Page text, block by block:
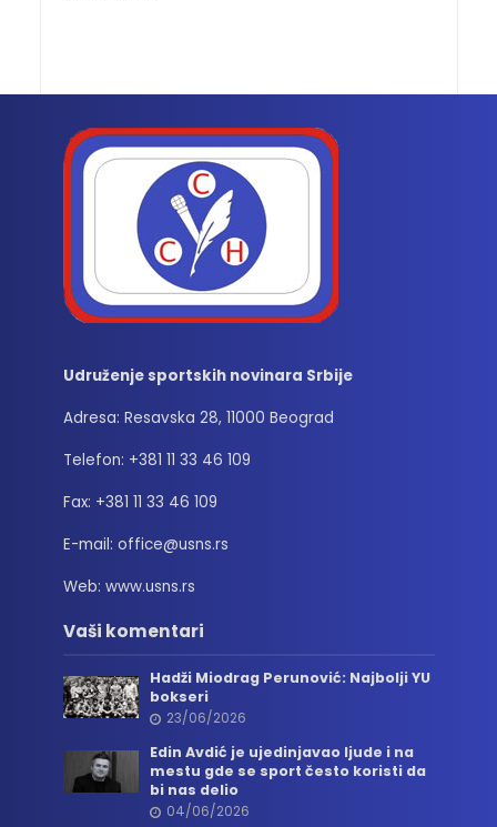
Udruženje sportskih novinara Srbije
Adresa: Resavska 28, 11000 Beograd
Telefon: +381 11 33 46 109
Fax: +381 11 33 46 109
E-mail: office@usns.rs
Web: www.usns.rs
Vaši komentari
Hadži Miodrag Perunović: Najbolji YU
bokseri
23/06/2026
Edin Avdić je ujedinjavao ljude i na
mestu gde se sport često koristi da
bi nas delio
04/06/2026